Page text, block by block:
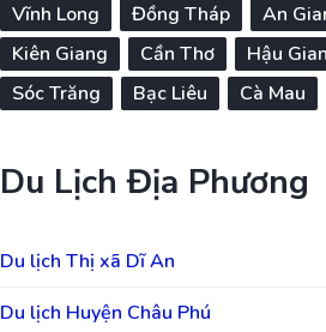
Vĩnh Long
Đồng Tháp
An
Kiên Giang
Cần Thơ
Hậu
Sóc Trăng
Bạc Liêu Cà Mau
Du Lịch Địa Phương
Du lịch Thị xã Dĩ An
Du lịch Huyện Châu Phú